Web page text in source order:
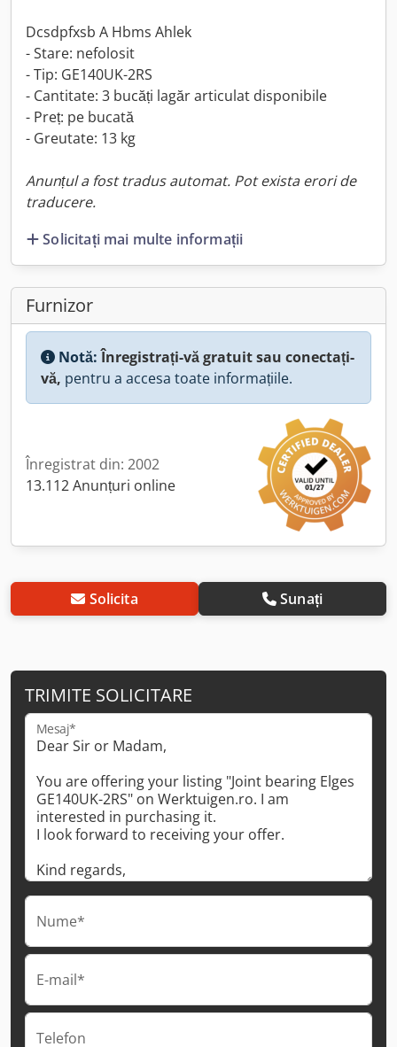
Dcsdpfxsb A Hbms Ahlek
- Stare: nefolosit
- Tip: GE140UK-2RS
- Cantitate: 3 bucăți lagăr articulat disponibile
- Preț: pe bucată
- Greutate: 13 kg
Anunțul a fost tradus automat. Pot exista erori de
traducere.
Solicitați mai multe informații
Furnizor
Notă:Înregistrați-vă gratuit sau conectați-
vă, pentru a accesa toate informațiile.
Înregistrat din: 2002
13.112 Anunțuri online
Solicita Sunați
TRIMITE SOLICITARE
Mesaj*
Nume*
E-mail*
Telefon